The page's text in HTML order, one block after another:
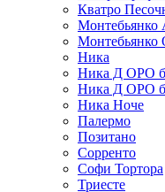
Кватро
Монтебьянко
Монтебьянко
Ника
Ника Д ОРО
Ника Д ОРО
Ника Ноче
Палермо
Позитано
Сорренто
Софи Тортора
Триесте